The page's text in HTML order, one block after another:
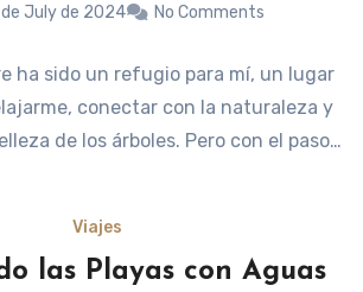
July de 2024 No Comments
ha sido un refugio para mí, un lugar
conectar con la naturaleza y
de los árboles. Pero con el paso…
Viajes
las Playas con Aguas